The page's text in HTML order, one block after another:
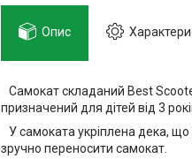
Опис
Самокат складаний Best
призначений для дітей від 3
У самоката укріплена дека, що
зручно переносити самокат.